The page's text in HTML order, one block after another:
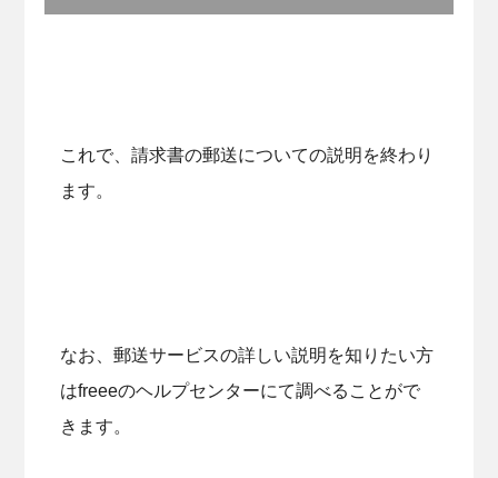
これで、請求書の郵送についての説明を終わり
ます。
なお、郵送サービスの詳しい説明を知りたい方
はfreeeのヘルプセンターにて調べることがで
きます。